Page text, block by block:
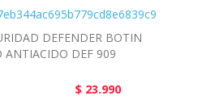
DEFENDER BOTIN
ANTIACIDO DEF 909
$ 23.990